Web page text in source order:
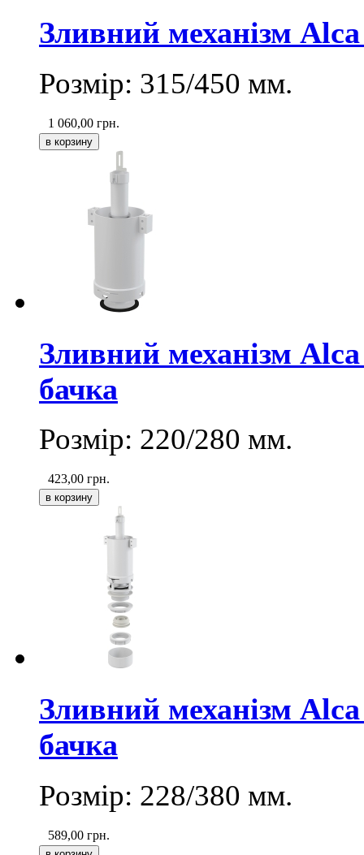
Зливний механізм
Розмір: 315/450 мм.
1 060,00 грн.
Зливний механізм
бачка
Розмір: 220/280 мм.
423,00 грн.
Зливний механізм
бачка
Розмір: 228/380 мм.
589,00 грн.